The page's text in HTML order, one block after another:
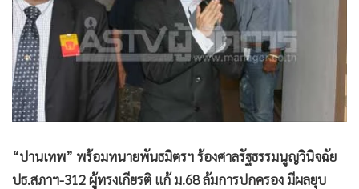
• Green Innovation & SD
• Management & HR
• MGR Live
• Infographic
• การเมือง
• ท่องเที่ยว
• กีฬา
“ปานเทพ” พร้อมทนายพันธมิตรฯ ร้องศาลรัฐธรรมนูญวินิจฉัย
ปธ.สภาฯ-312 ผู้ทรงเกียรติ แก้ ม.68 ล้มการปกครอง มีผลยุบ